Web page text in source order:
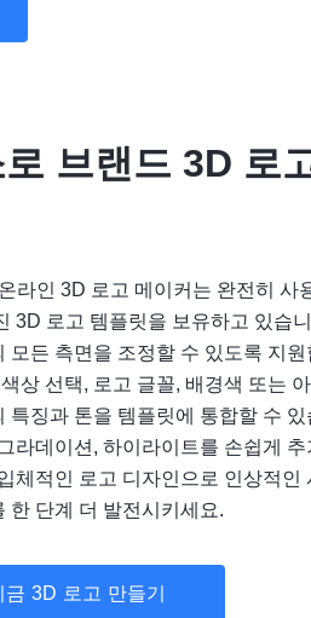
브랜드 3D 로
라인 3D 로고 메이커는 완전히 사
3D 로고 템플릿을 보유하고 있습
모든 측면을 조정할 수 있도록 지
상 선택, 로고 글꼴, 배경색 또는
특징과 톤을 템플릿에 통합할 수
라데이션, 하이라이트를 손쉽게
체적인 로고 디자인으로 인상적인
한 단계 더 발전시키세요.
금 3D 로고 만들기